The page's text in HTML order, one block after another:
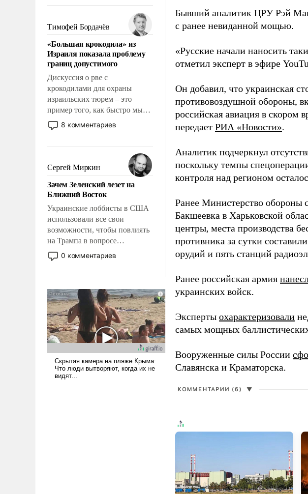
политические прожекты будут
беспрекословно оплачиваться
за счет российских
налогоплательщиков, и где за
свои поступки не нужно
отвечать.
Тимофей Бордачёв
«Большая крокодила» из
Израиля показала проблему
границ допустимого
Дискуссия о рве с
крокодилами для охраны
израильских тюрем – это
пример того, как быстро мы
двигаемся по пути
революционных изменений.
псевдонаучной фантастики,
стало всерьез обсуждаемой
идеей.
8 комментариев
Сергей Миркин
Зачем Зеленский лезет на
Ближний Восток
Украинские лоббисты в США
использовали все свои
возможности, чтобы повлиять
на Трампа в вопросе
предоставления вооружений
своим нанимателям. Вероятно,
голову мысль: хорошо бы
продемонстрировать, что
Украина вступила в
вооруженное противостояние
с Ираном.
0 комментариев
Бывший аналитик ЦРУ Рэй
с ранее невиданной мощью.
«Русские начали наносить
отметил эксперт в эфире
Он добавил, что украинская
противовоздушной обороны,
российская авиация в скором
передает РИА «Новости».
Аналитик подчеркнул
поскольку темпы
контроля над регионом
Ранее Министерство обороны
Бакшеевка в Харьковской
центры, места производства
противника за сутки
орудий и пять станций
Ранее российская армия
украинских войск.
Эксперты охарактеризовали
самых мощных
Вооруженные силы России
Славянска и Краматорска.
КОММЕНТАРИИ (6) ▼